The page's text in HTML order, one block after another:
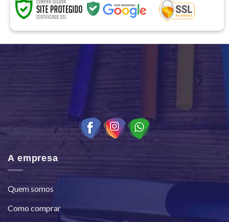
A empresa
Quem somos
Como comprar